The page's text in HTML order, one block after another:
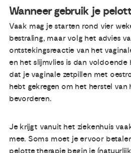
Wanneer gebruik je
Vaak mag je starten rond vier
bestraling, maar volg het advies
ontstekingsreactie van het
en het slijmvlies is dan voldoende
dat je vaginale zetpillen met
hebt gekregen om het herstel van
bevorderen.
Je krijgt vanuit het ziekenhuis
mee. Soms moet je ervoor